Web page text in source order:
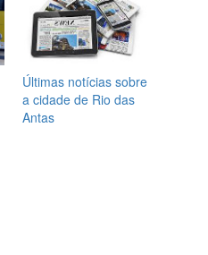
Últimas notícias sobre
a cidade de Rio das
Antas